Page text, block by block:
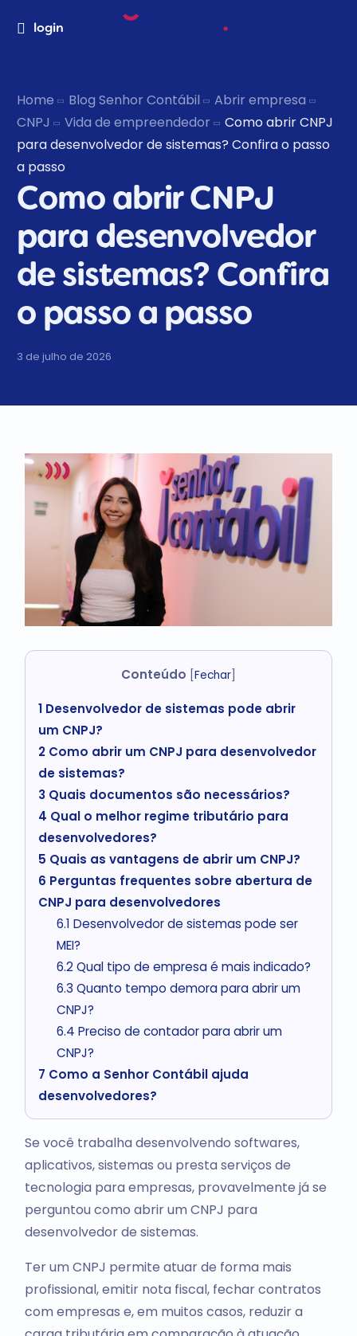
login
Home Blog Senhor Contábil
Abrir empresa
CNPJ
Vida de empreendedor
Como abrir CNPJ
para desenvolvedor de sistemas? Confira o passo
a passo
Como abrir CNPJ
para desenvolvedor
de sistemas? Confira
o passo a passo
3 de julho de 2026
Conteúdo Fechar]
1Desenvolvedor de sistemas pode abrir
um CNPJ?
2Como abrir um CNPJ para desenvolvedor
de sistemas?
3Quais documentos são necessários?
4 Qual o melhor regime tributário para
desenvolvedores?
5 Quais as vantagens de abrir um CNPJ?
6 Perguntas frequentes sobre abertura de
CNPJ para desenvolvedores
6.1 Desenvolvedor de sistemas pode ser
MEI?
6.2Qual tipo de empresa é mais indicado?
6.3 Quanto tempo demora para abrir um
CNPJ?
6.4 Preciso de contador para abrir um
CNPJ?
7 Como a Senhor Contábil ajuda
desenvolvedores?
Se você trabalha desenvolvendo softwares,
aplicativos, sistemas ou presta serviços de
tecnologia para empresas, provavelmente já se
perguntou como abrir um CNPJ para
desenvolvedor de sistemas.
Ter um CNPJ permite atuar de forma mais
profissional, emitir nota fiscal, fechar contratos
com empresas e, em muitos casos, reduzir a